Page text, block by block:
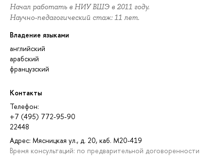
Начал работать в НИУ ВШЭ в 2011 году.
Научно-педагогический стаж: 11 лет.
Владение языками
английский
арабский
французский
Контакты
Телефон:
+7 (495) 772-95-90
22448
Адрес: Мясницкая ул., д. 20, каб. М20-419
Время консультаций: по предварительной договоренности